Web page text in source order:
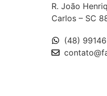
R. João
Carlos – SC
(48)